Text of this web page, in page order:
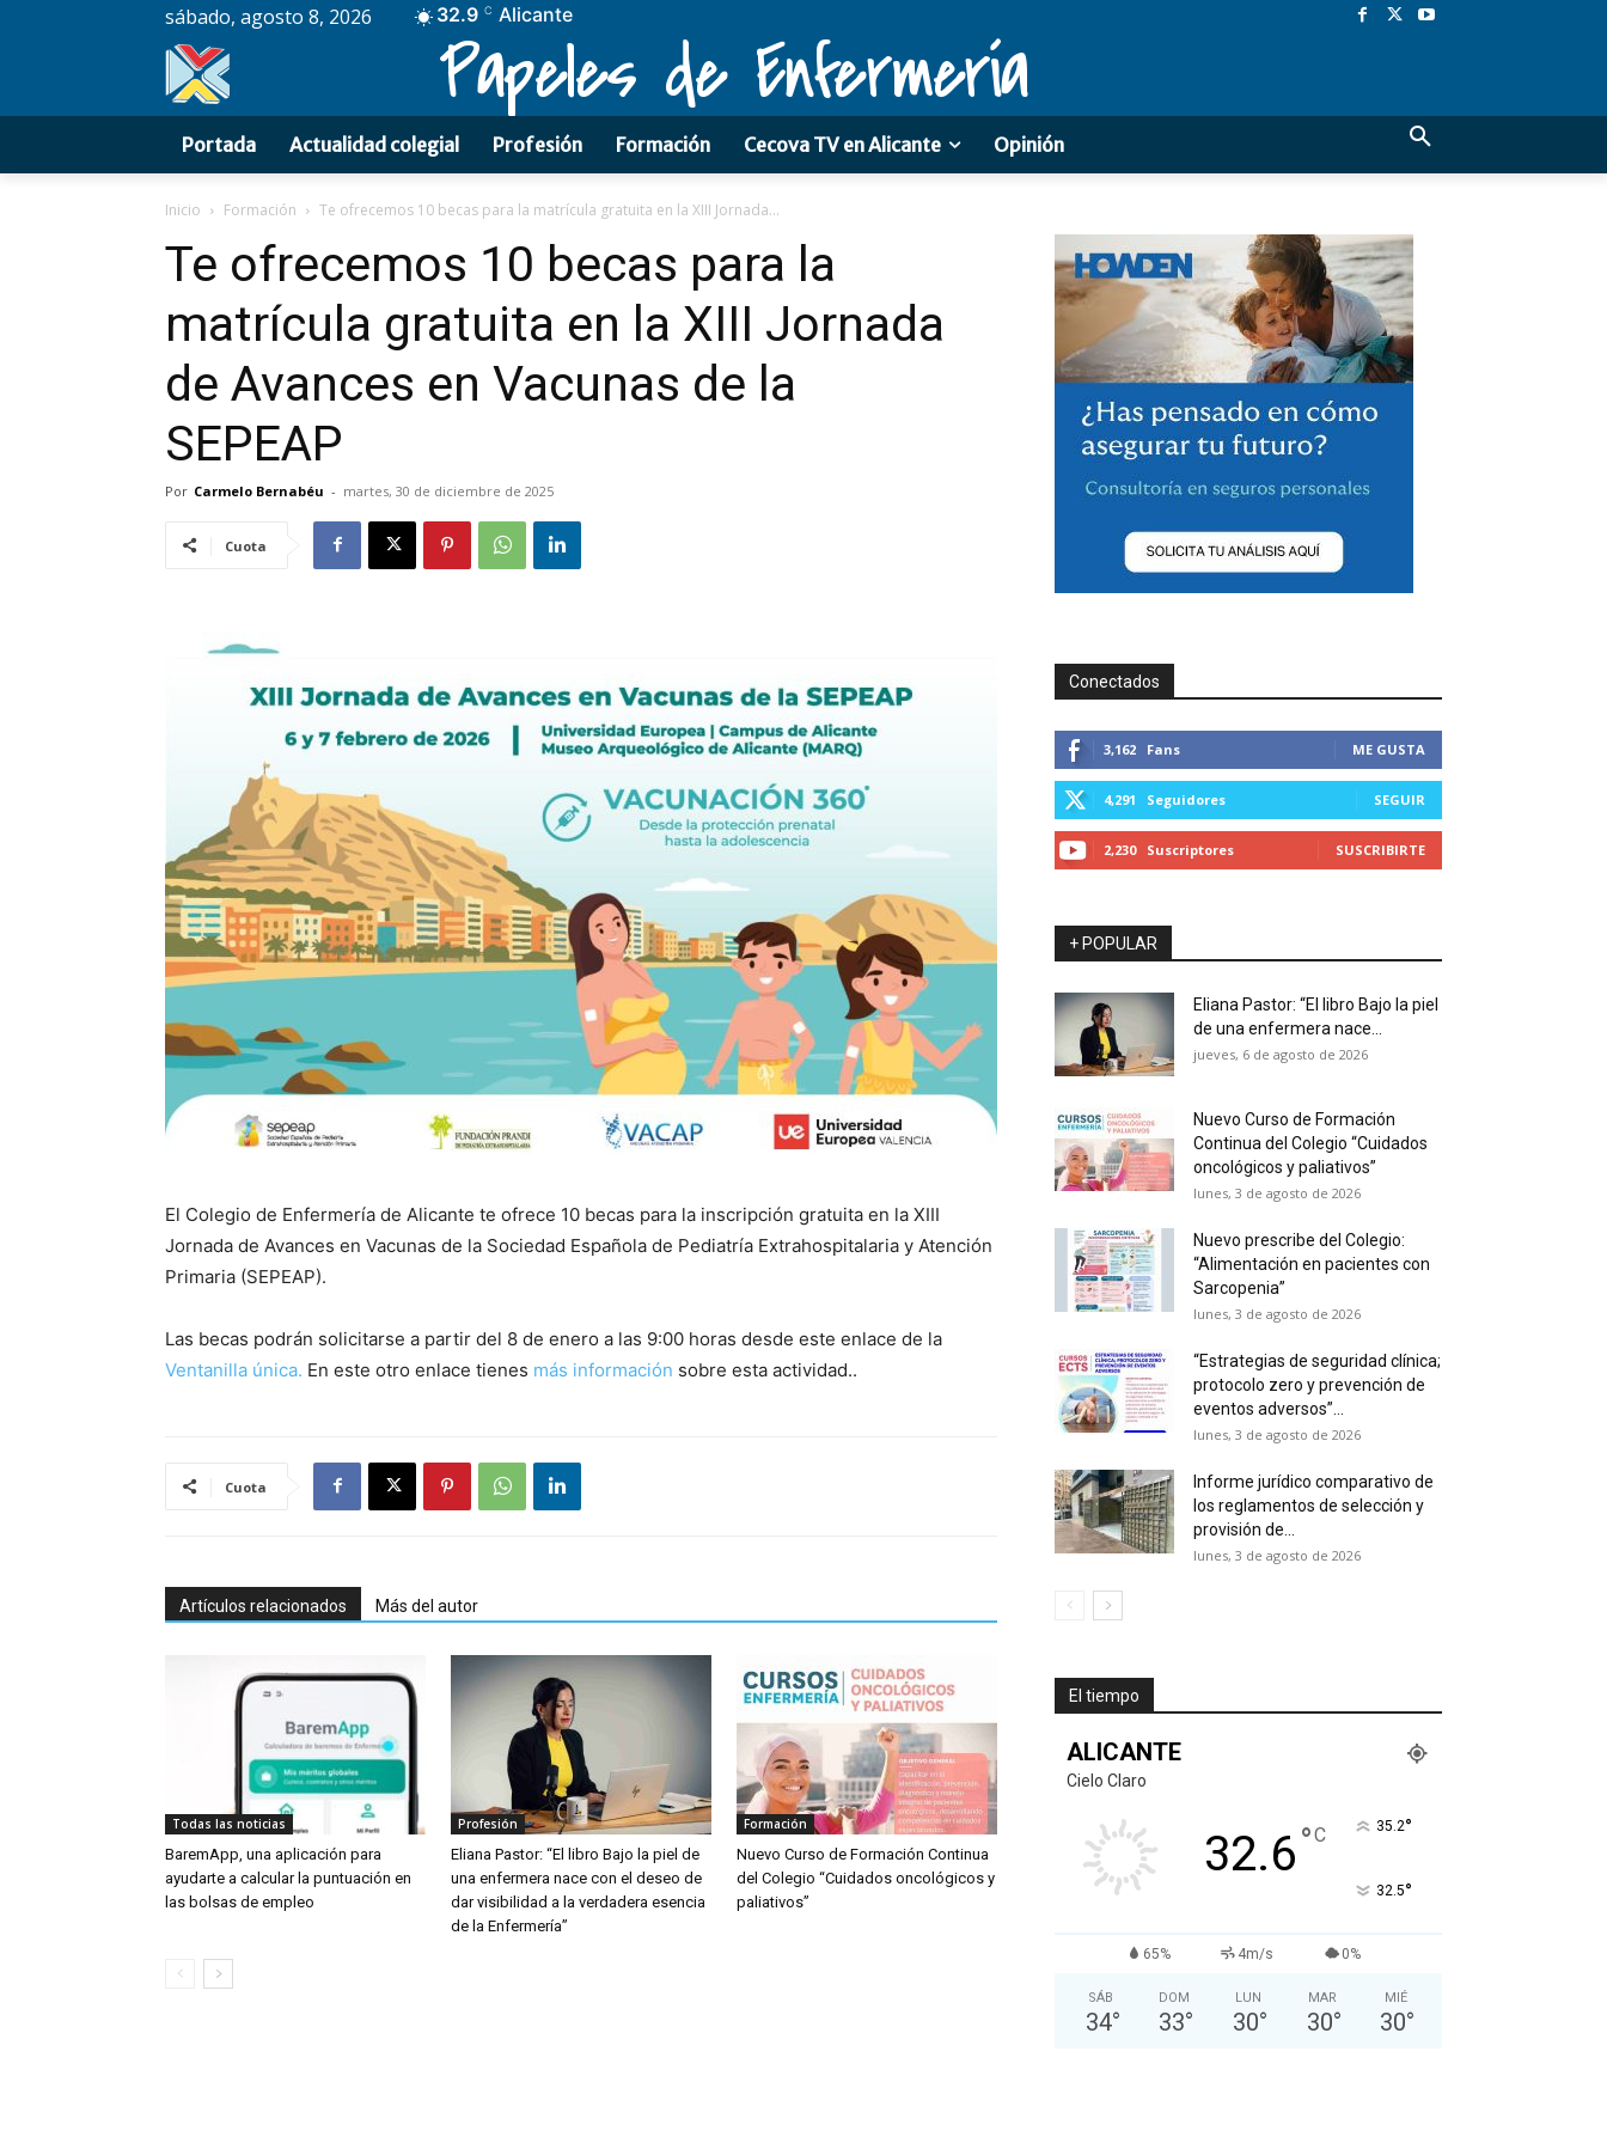
sábado, agosto 8, 2026 32.9 C Alicante
Papeles de Enfermería
Portada Actualidad colegial Profesión Formación Cecova TV en Alicante Opinión
Inicio Formación Te ofrecemos 10 becas para la matrícula gratuita en la XIII Jornada...
Te ofrecemos 10 becas para la
matrícula gratuita en la XIII Jornada
de Avances en Vacunas de la
SEPEAP
Por Carmelo Bernabéu - martes, 30 de diciembre de 2025
Cuota
El Colegio de Enfermería de Alicante te ofrece 10 becas para la inscripción gratuita en la XIII
Jornada de Avances en Vacunas de la Sociedad Española de Pediatría Extrahospitalaria y Atención
Primaria (SEPEAP).
Las becas podrán solicitarse a partir del 8 de enero a las 9:00 horas desde este enlace de la
Ventanilla única. En este otro enlace tienes más información sobre esta actividad..
Cuota
Artículos relacionados Más del autor
Todas las noticias
BaremApp, una aplicación para
ayudarte a calcular la puntuación en
las bolsas de empleo
Profesión
Eliana Pastor: “El libro Bajo la piel de
una enfermera nace con el deseo de
dar visibilidad a la verdadera esencia
de la Enfermería”
Formación
Nuevo Curso de Formación Continua
del Colegio “Cuidados oncológicos y
paliativos”
Conectados
3,162 Fans ME GUSTA
4,291 Seguidores SEGUIR
2,230 Suscriptores SUSCRIBIRTE
+ POPULAR
Eliana Pastor: “El libro Bajo la piel
de una enfermera nace...
jueves, 6 de agosto de 2026
Nuevo Curso de Formación
Continua del Colegio “Cuidados
oncológicos y paliativos”
lunes, 3 de agosto de 2026
Nuevo prescribe del Colegio:
“Alimentación en pacientes con
Sarcopenia”
lunes, 3 de agosto de 2026
“Estrategias de seguridad clínica;
protocolo zero y prevención de
eventos adversos”...
lunes, 3 de agosto de 2026
Informe jurídico comparativo de
los reglamentos de selección y
provisión de...
lunes, 3 de agosto de 2026
El tiempo
ALICANTE
Cielo Claro
32.6°C 35.2°
32.5°
65% 4m/s 0%
SÁB
34°
DOM
33°
LUN
30°
MAR
30°
MIÉ
30°